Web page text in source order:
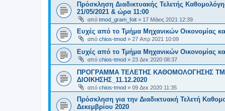
Πρόσκληση Διαδικτυακής Τελετής
21/05/2021 & ώρα 11:00
από tmod_gram_foit » 17 Μάιος 2021 12:39
Ευχές από το Τμήμα Μηχανικών Οικονομίας
από chios-tmod » 27 Απρ 2021 10:09
Ευχές από το Τμήμα Μηχανικών Οικονομίας
από chios-tmod » 23 Δεκ 2020 08:37
ΠΡΟΓΡΑΜΜΑ ΤΕΛΕΤΗΣ ΚΑΘΟΜΟΛΟΓΗΣΗΣ
ΔΙΟΙΚΗΣΗΣ_11.12.2020
από chios-tmod » 09 Δεκ 2020 11:35
Πρόσκληση για την Διαδικτυακή Τελετή
Δεκεμβρίου 2020